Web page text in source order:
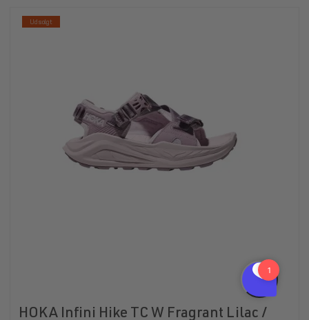
Udsolgt
HOKA Infini Hike TC W Fragrant Lilac /